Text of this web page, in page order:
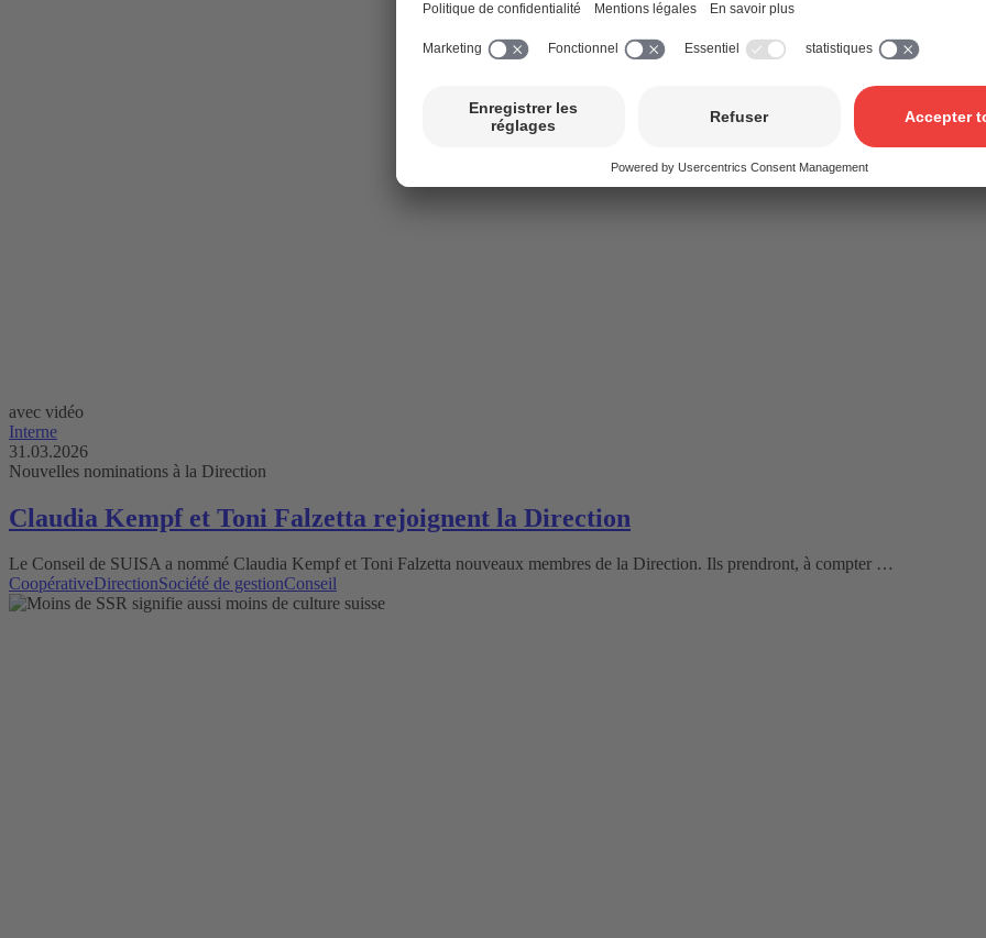
avec vidéo
Interne
31.03.2026
Nouvelles nominations à la Direction
Claudia Kempf et Toni Falzetta rejoignent la Direction
Le Conseil de SUISA a nommé Claudia Kempf et Toni Falzetta nouveaux membres de la Direction. Ils prendront, à compter …
CoopérativeDirectionSociété de gestionConseil